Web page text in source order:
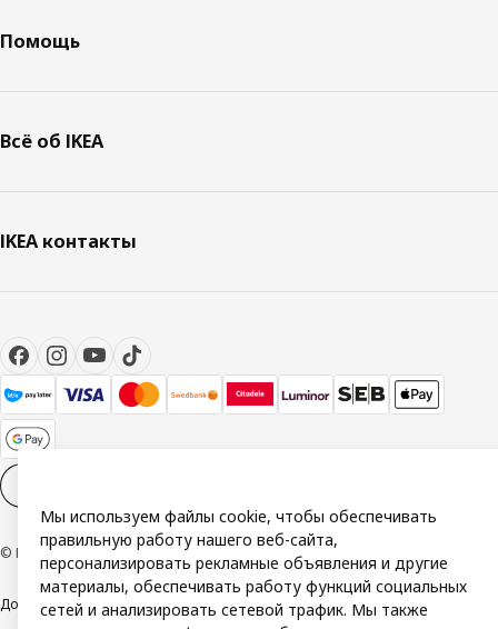
Помощь
Всё об IKEA
IKEA контакты
© Inter IKEA Systems B.V. 1999-2026
Доступность Политика конфиденциальности и использования cookie
Мы используем файлы cookie, чтобы обеспечивать
правильную работу нашего веб-сайта,
персонализировать рекламные объявления и другие
материалы, обеспечивать работу функций социальных
сетей и анализировать сетевой трафик. Мы также